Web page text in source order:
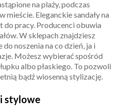
na plaży, podczas
mieście. Eleganckie sandały na
do pracy. Producenci obuwia
W sklepach znajdziesz
noszenia na co dzień, ja i
Możesz wybierać spośród
albo płaskiego. To pozwoli
bądź wiosenną stylizację.
stylowe